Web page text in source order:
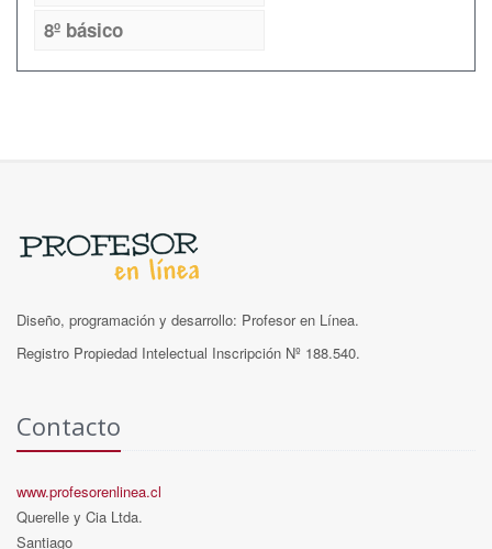
8º básico
Diseño, programación y desarrollo: Profesor en Línea.
Registro Propiedad Intelectual Inscripción Nº 188.540.
Contacto
www.profesorenlinea.cl
Querelle y Cia Ltda.
Santiago